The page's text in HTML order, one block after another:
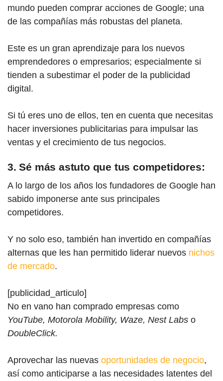
mundo pueden comprar acciones de Google; una
de las compañías más robustas del planeta.
Este es un gran aprendizaje para los nuevos
emprendedores o empresarios; especialmente si
tienden a subestimar el poder de la publicidad
digital.
Si tú eres uno de ellos, ten en cuenta que necesitas
hacer inversiones publicitarias para impulsar las
ventas y el crecimiento de tus negocios.
3. Sé más astuto que tus competidores:
A lo largo de los años los fundadores de Google han
sabido imponerse ante sus principales
competidores.
Y no solo eso, también han invertido en compañías
alternas que les han permitido liderar nuevos nichos
de mercado.
[publicidad_articulo]
No en vano han comprado empresas como
YouTube, Motorola Mobility, Waze, Nest Labs o
DoubleClick.
Aprovechar las nuevas oportunidades de negocio,
así como anticiparse a las necesidades latentes del